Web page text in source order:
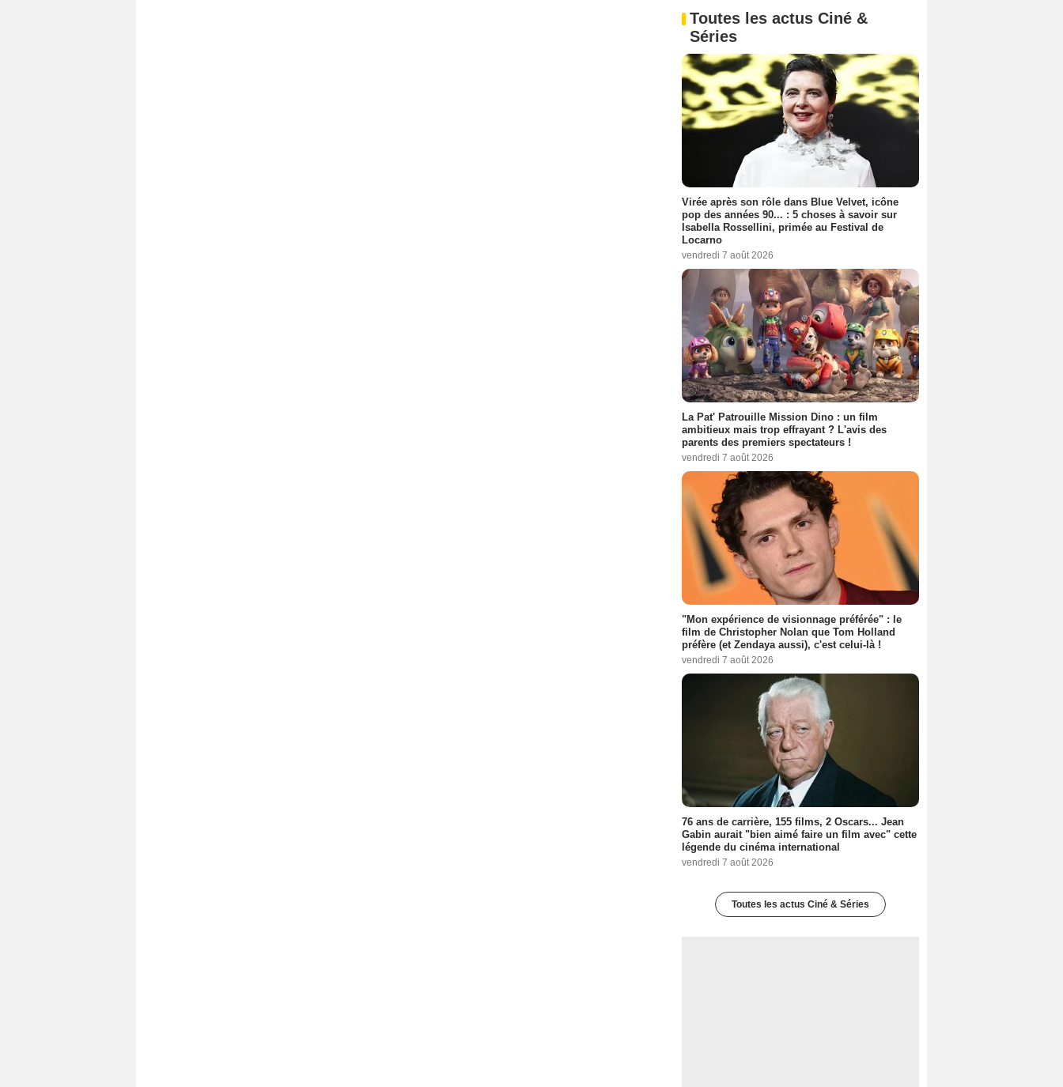
Toutes les actus Ciné &
Séries
Virée après son rôle dans Blue Velvet, icône
pop des années 90... : 5 choses à savoir sur
Isabella Rossellini, primée au Festival de
Locarno
vendredi 7 août 2026
La Pat' Patrouille Mission Dino : un film
ambitieux mais trop effrayant ? L'avis des
parents des premiers spectateurs !
vendredi 7 août 2026
"Mon expérience de visionnage préférée" : le
film de Christopher Nolan que Tom Holland
préfère (et Zendaya aussi), c'est celui-là !
vendredi 7 août 2026
76 ans de carrière, 155 films, 2 Oscars... Jean
Gabin aurait "bien aimé faire un film avec" cette
légende du cinéma international
vendredi 7 août 2026
Toutes les actus Ciné & Séries